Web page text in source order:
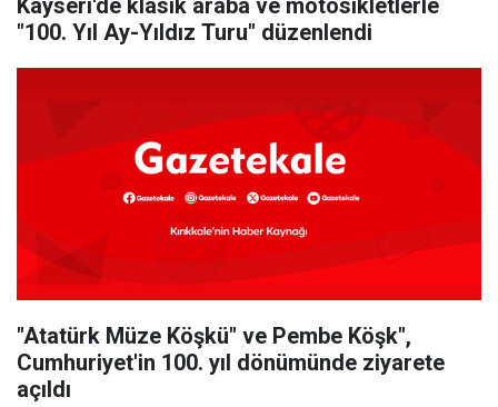
Kayseri'de klasik araba ve motosikletlerle
"100. Yıl Ay-Yıldız Turu" düzenlendi
"Atatürk Müze Köşkü" ve Pembe Köşk",
Cumhuriyet'in 100. yıl dönümünde ziyarete
açıldı